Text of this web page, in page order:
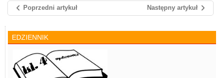
Poprzedni artykuł Następny artykuł
EDZIENNIK